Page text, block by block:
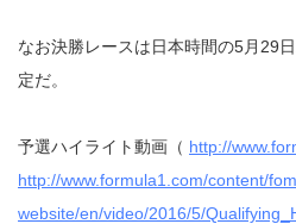
なお決勝レースは日本時間の5月29
定だ。
予選ハイライト動画（ http://
http://www.formula1.com/content/
website/en/video/2016/5/